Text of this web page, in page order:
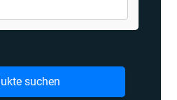
suchen